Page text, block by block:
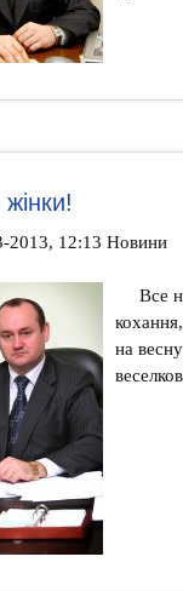
жінки!
2013, 12:13 Новини
Все
на